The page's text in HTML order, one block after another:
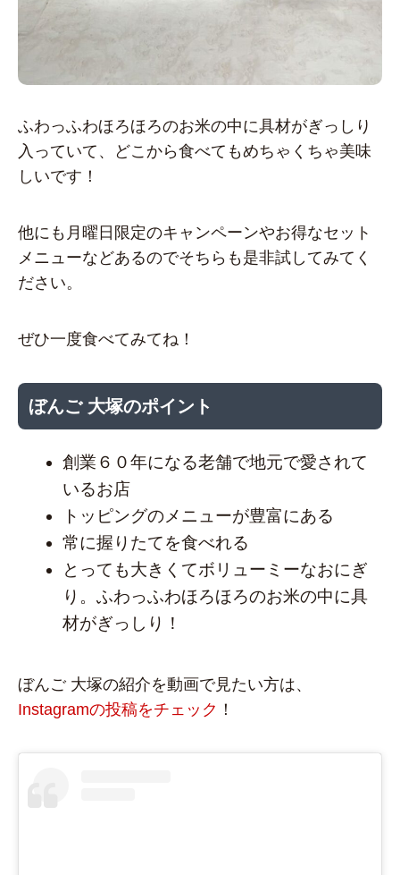
ふわっふわほろほろのお米の中に具材がぎっしり
入っていて、どこから食べてもめちゃくちゃ美味
しいです！
他にも月曜日限定のキャンペーンやお得なセット
メニューなどあるのでそちらも是非試してみてく
ださい。
ぜひ一度食べてみてね！
ぼんご 大塚のポイント
創業６０年になる老舗で地元で愛されて
いるお店
トッピングのメニューが豊富にある
常に握りたてを食べれる
とっても大きくてボリューミーなおにぎ
り。ふわっふわほろほろのお米の中に具
材がぎっしり！
ぼんご 大塚の紹介を動画で見たい方は、
Instagramの投稿をチェック ！